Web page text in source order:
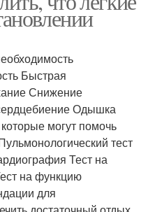
Быстрая
Снижение
Одышка
могут помочь
тест
Тест на
на функцию
для